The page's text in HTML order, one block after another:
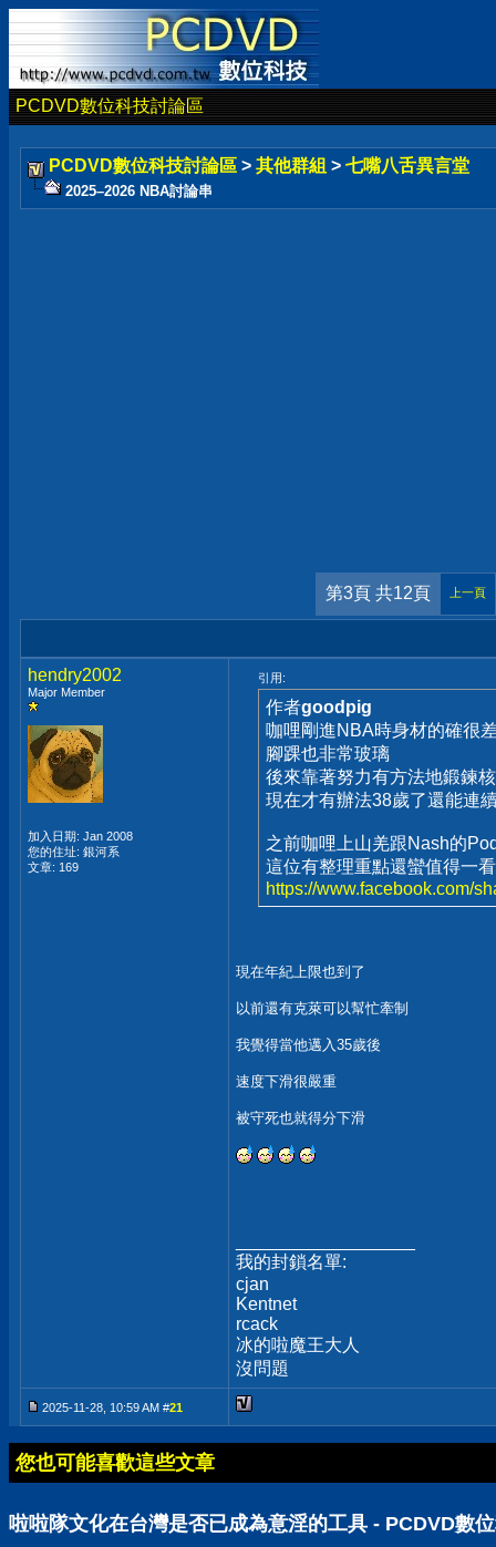
PCDVD數位科技討論區
PCDVD數位科技討論區 > 其他群組 > 七嘴八舌異言堂
2025–2026 NBA討論串
第3頁 共12頁 上一頁
hendry2002
Major Member
加入日期: Jan 2008
您的住址: 銀河系
文章: 169
引用:
作者goodpig
咖哩剛進NBA時身材的確很
腳踝也非常玻璃
後來靠著努力有方法地鍛鍊
現在才有辦法38歲了還能連
之前咖哩上山羌跟Nash的
這位有整理重點還蠻值得一看
https://www.facebook.com/
現在年紀上限也到了
以前還有克萊可以幫忙牽制
我覺得當他邁入35歲後
速度下滑很嚴重
被守死也就得分下滑
我的封鎖名單:
cjan
Kentnet
rcack
冰的啦魔王大人
沒問題
2025-11-28, 10:59 AM #21
您也可能喜歡這些文章
啦啦隊文化在台灣是否已成為意淫的工具 - PCDVD數